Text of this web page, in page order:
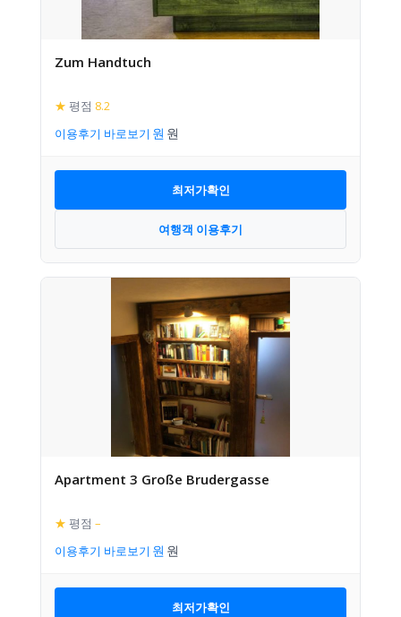
Zum Handtuch
★ 평점 8.2
이용후기 바로보기
최저가확인
여행객 이용후기
Apartment 3 Große Brudergasse
★ 평점 –
이용후기 바로보기
최저가확인